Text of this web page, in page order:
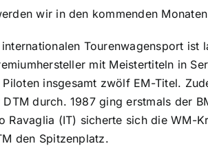
wir in den kommenden
Tourenwagensport
mit Meistertiteln in
insgesamt zwölf EM-Titel.
durch. 1987 ging erstmals der
Ravaglia (IT) sicherte sich die WM-
den Spitzenplatz.